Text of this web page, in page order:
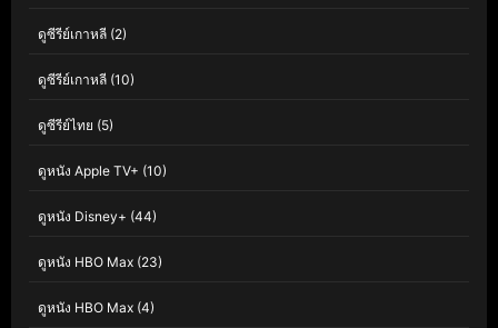
ดูซีรีย์เกาหลี (2)
ดูซีรีย์เกาหลี (10)
ดูซีรีย์ไทย (5)
ดูหนัง Apple TV+ (10)
ดูหนัง Disney+ (44)
ดูหนัง HBO Max (23)
ดูหนัง HBO Max (4)